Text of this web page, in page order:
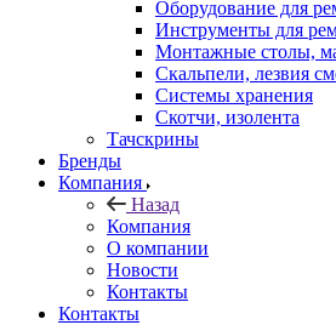
Оборудование для
Инструменты для
Монтажные столы,
Скальпели, лезвия
Системы хранения
Скотчи, изолента
Тачскрины
Бренды
Компания
Назад
Компания
О компании
Новости
Контакты
Контакты